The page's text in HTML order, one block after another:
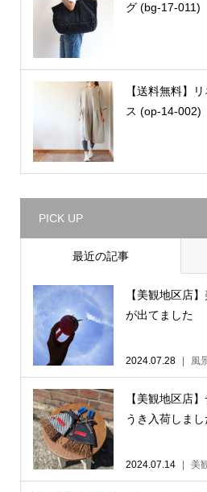
グ (bg-17-011)
【送料無料】
ス (op-14-002)
PICK UP
最近の記事
【美観地区店
が出てました
2024.07.28 風
【美観地区店
うき入荷しまし
2024.07.14 美